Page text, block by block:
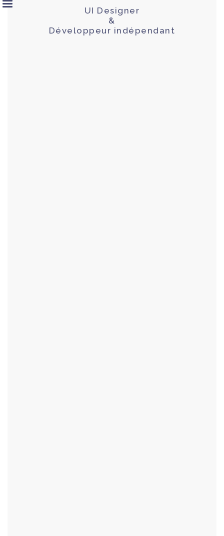
UI Designer
&
Développeur indépendant